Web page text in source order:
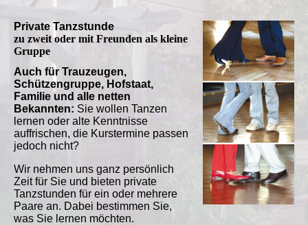
Private Tanzstunde
zu zweit oder mit Freunden als kleine
Gruppe
Auch für Trauzeugen,
Schützengruppe, Hofstaat,
Familie und alle netten
Bekannten: Sie wollen Tanzen
lernen oder alte Kenntnisse
auffrischen, die Kurstermine passen
jedoch nicht?
Wir nehmen uns ganz persönlich
Zeit für Sie und bieten private
Tanzstunden für ein oder mehrere
Paare an. Dabei bestimmen Sie,
was Sie lernen möchten.